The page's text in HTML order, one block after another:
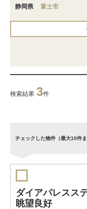
静岡県 富士市
検索結果 3件
チェックした物件（最大10件
ダイアパレスス
眺望良好